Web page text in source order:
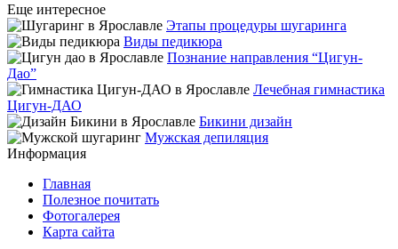
Еще интересное
Этапы процедуры шугаринга
Виды педикюра
Познание направления “Цигун-
Дао”
Лечебная гимнастика
Цигун-ДАО
Бикини дизайн
Мужская депиляция
Информация
Главная
Полезное почитать
Фотогалерея
Карта сайта